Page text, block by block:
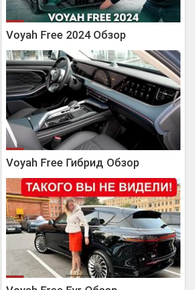
Voyah Free 2024 Обзор
Voyah Free Гибрид Обзор